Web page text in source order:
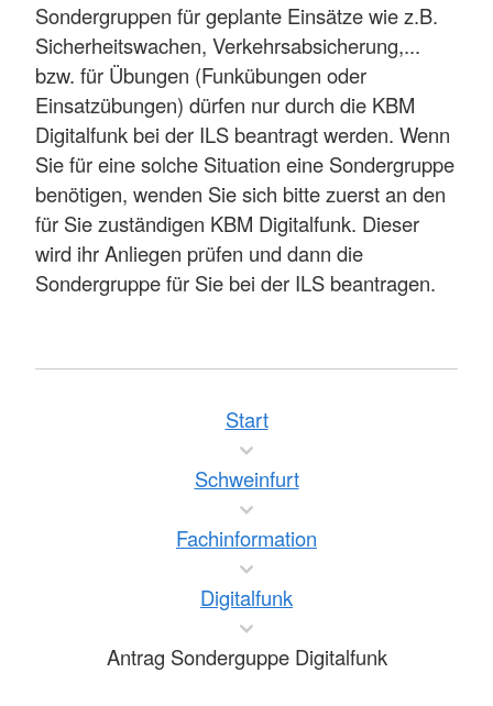
Sondergruppen für geplante Einsätze wie z.B.
Sicherheitswachen, Verkehrsabsicherung,...
bzw. für Übungen (Funkübungen oder
Einsatzübungen) dürfen nur durch die KBM
Digitalfunk bei der ILS beantragt werden. Wenn
Sie für eine solche Situation eine Sondergruppe
benötigen, wenden Sie sich bitte zuerst an den
für Sie zuständigen KBM Digitalfunk. Dieser
wird ihr Anliegen prüfen und dann die
Sondergruppe für Sie bei der ILS beantragen.
Start
Schweinfurt
Fachinformation
Digitalfunk
Antrag Sonderguppe Digitalfunk